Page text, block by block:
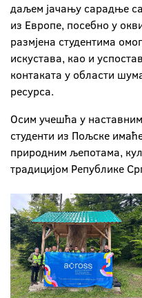
даљем јачању сарадње
из Европе, посебно у
размјена студентима
искустава, као и
контаката у области
ресурса.
Осим учешћа у
студенти из Пољске
природним љепотама,
традицијом Републике